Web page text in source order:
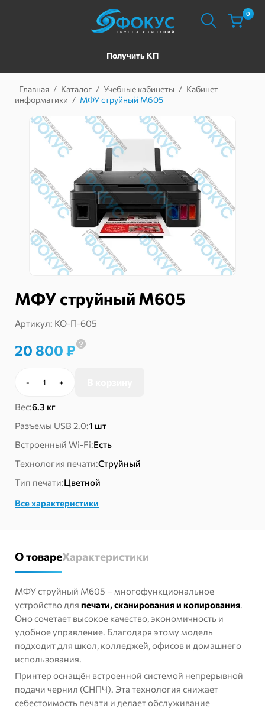
Получить КП
0
Главная / Каталог / Учебные кабинеты / Кабинет
информатики / МФУ струйный М605
МФУ струйный М605
Артикул: КО-П-605
20 800 ₽
-
Количество
МФУ
струйный
+
Вес:6.3 кг
Разъемы USB 2.0:1 шт
Встроенный Wi-Fi:Есть
Технология печати:Струйный
Тип печати:Цветной
Все характеристики
О товареХарактеристики
МФУ струйный М605 – многофункциональное
устройство для печати, сканирования и копирования.
Оно сочетает высокое качество, экономичность и
удобное управление. Благодаря этому модель
подходит для школ, колледжей, офисов и домашнего
использования.
Принтер оснащён встроенной системой непрерывной
подачи чернил (СНПЧ). Эта технология снижает
себестоимость печати и делает обслуживание